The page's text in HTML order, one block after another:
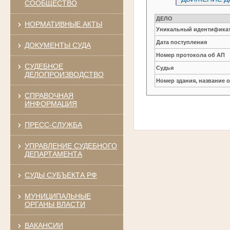
СООБЩЕСТВО
НОРМАТИВНЫЕ АКТЫ
ДОКУМЕНТЫ СУДА
СУДЕБНОЕ
ДЕЛОПРОИЗВОДСТВО
СПРАВОЧНАЯ
ИНФОРМАЦИЯ
ПРЕСС-СЛУЖБА
УПРАВЛЕНИЕ СУДЕБНОГО
ДЕПАРТАМЕНТА
СУДЫ СУБЪЕКТА РФ
МУНИЦИПАЛЬНЫЕ
ОРГАНЫ ВЛАСТИ
ВАКАНСИИ
ДЕЛО
Уникальный
Дата поступления
Номер протокола об АП
Судья
Номер здания, название